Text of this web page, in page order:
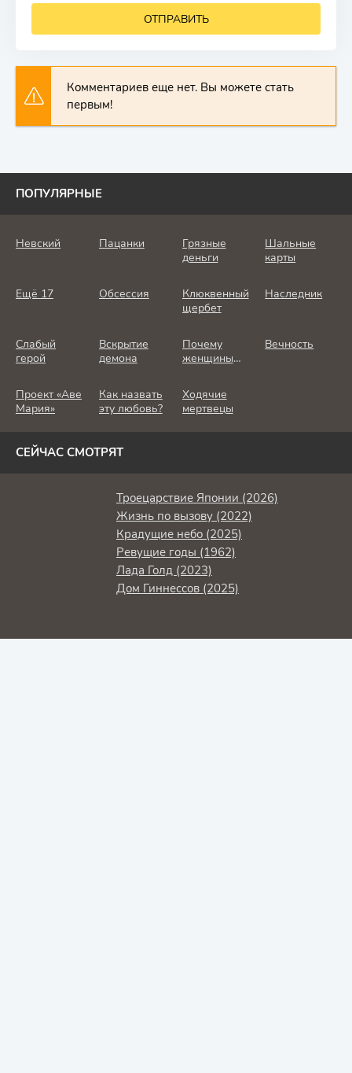
ОТПРАВИТЬ
Комментариев еще нет. Вы можете стать
первым!
ПОПУЛЯРНЫЕ
Невский Пацанки
Грязные
деньги
Шальные
карты
Ещё 17 Обсессия
Клюквенный
щербет
Наследник
Слабый
герой
Вскрытие
демона
Почему
женщины
Вечность
Проект «Аве
Мария»
Как назвать
эту любовь?
Ходячие
мертвецы
СЕЙЧАС СМОТРЯТ
Троецарствие Японии (2026)
Жизнь по вызову (2022)
Крадущие небо (2025)
Ревущие годы (1962)
Лада Голд (2023)
Дом Гиннессов (2025)